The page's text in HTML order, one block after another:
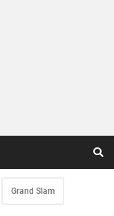
Grand Slam